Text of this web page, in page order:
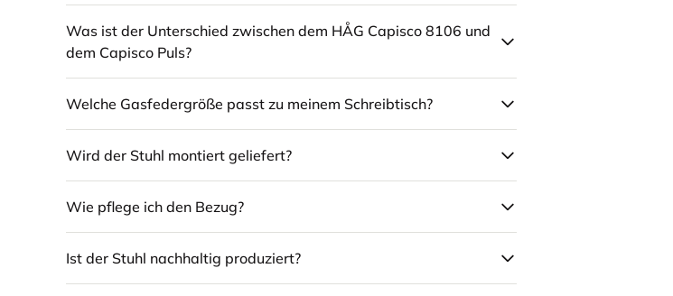
Was ist der Unterschied zwischen dem HÅG Capisco 8106 und
dem Capisco Puls?
Welche Gasfedergröße passt zu meinem Schreibtisch?
Wird der Stuhl montiert geliefert?
Wie pflege ich den Bezug?
Ist der Stuhl nachhaltig produziert?